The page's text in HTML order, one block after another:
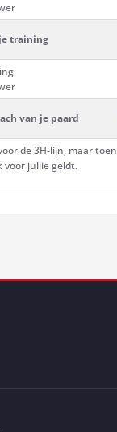
training
van je paard
de 3H-lijn, maar toen
voor jullie geldt.